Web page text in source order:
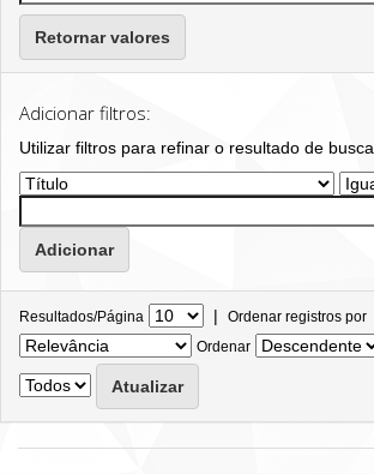
Retornar valores
Adicionar filtros:
Utilizar filtros para refinar o resultado de busca.
Resultados/Página | Ordenar registros por
Ordenar